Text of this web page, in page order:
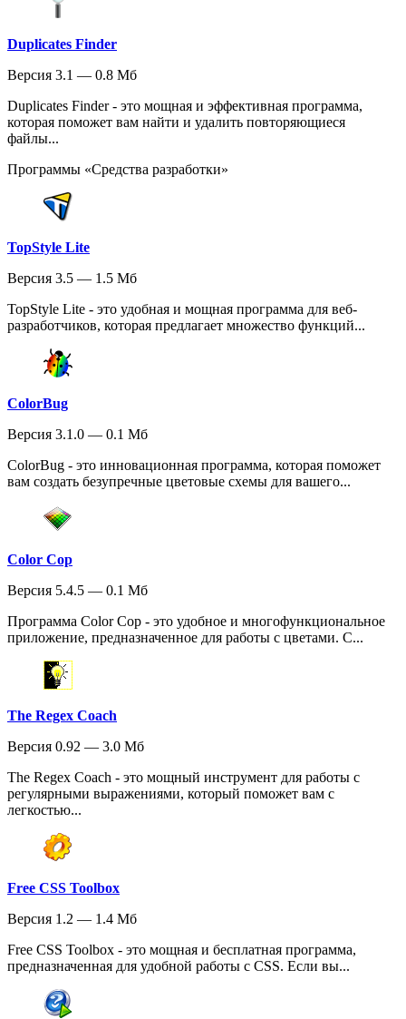
Duplicates Finder
Версия 3.1 — 0.8 Мб
Duplicates Finder - это мощная и эффективная программа,
которая поможет вам найти и удалить повторяющиеся
файлы...
Программы «Средства разработки»
TopStyle Lite
Версия 3.5 — 1.5 Мб
TopStyle Lite - это удобная и мощная программа для веб-
разработчиков, которая предлагает множество функций...
ColorBug
Версия 3.1.0 — 0.1 Мб
ColorBug - это инновационная программа, которая поможет
вам создать безупречные цветовые схемы для вашего...
Color Cop
Версия 5.4.5 — 0.1 Мб
Программа Color Cop - это удобное и многофункциональное
приложение, предназначенное для работы с цветами. С...
The Regex Coach
Версия 0.92 — 3.0 Мб
The Regex Coach - это мощный инструмент для работы с
регулярными выражениями, который поможет вам с
легкостью...
Free CSS Toolbox
Версия 1.2 — 1.4 Мб
Free CSS Toolbox - это мощная и бесплатная программа,
предназначенная для удобной работы с CSS. Если вы...